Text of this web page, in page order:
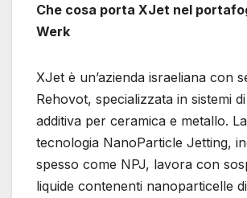
Che cosa porta XJet nel
Werk
XJet è un’azienda israeliana con
Rehovot, specializzata in sistemi
additiva per ceramica e metallo.
tecnologia NanoParticle Jetting,
spesso come NPJ, lavora con
liquide contenenti nanoparticelle